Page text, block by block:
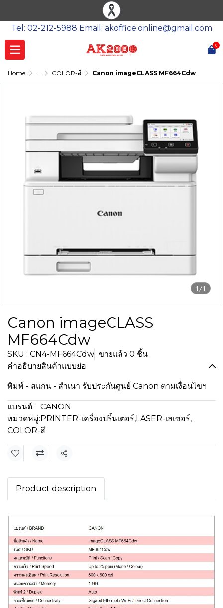
Tel: 02-212-5988 Email: akoffice.online@gmail.com
0
Home ... COLOR-สี Canon imageCLASS MF664Cdw
1/1
Canon imageCLASS
MF664Cdw
SKU : CN4-MF664Cdw ขายแล้ว 0 ชิ้น
คำอธิบายสินค้าแบบย่อ
พิมพ์ - สแกน - สำเนา รับประกันศูนย์ Canon ตามเงื่อนไขฯ
แบรนด์:
CANON
หมวดหมู่:PRINTER-เครื่องปริ้นเตอร์,LASER-เลเซอร์,
COLOR-สี
แชร์
Product description